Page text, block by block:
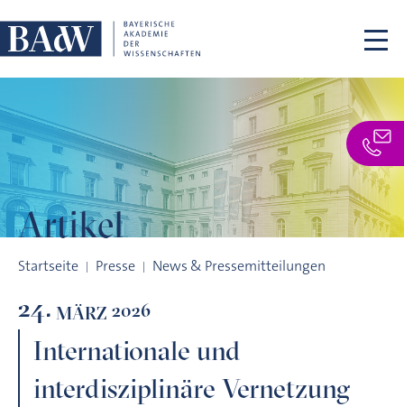
Artikel
Startseite Presse News & Pressemitteilungen
24. MÄRZ 2026
Internationale und
interdisziplinäre Vernetzung